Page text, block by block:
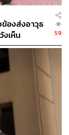
โดยแบ่งโซน
มลำดับ
กองทัพภาคที่ 2
มย์
อบของ กองทัพ
เครียดน้อย
นการผ่อนผัน
องส่งอาวุธ
งเห็น
59